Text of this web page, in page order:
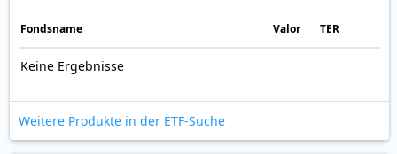
Fonds­name Valor TER
Keine Ergebnisse
Weitere Produkte in der ETF-Suche